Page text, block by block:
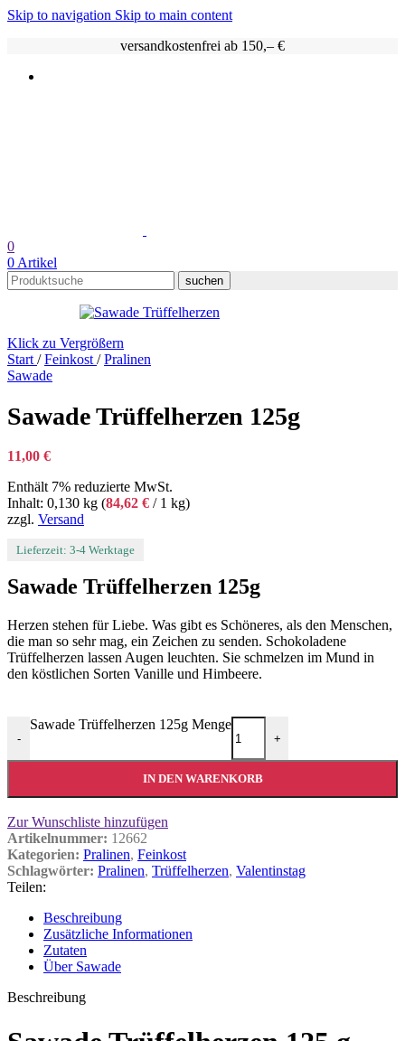
Skip to navigation Skip to main content
versandkostenfrei ab 150,– €
0
0 Artikel
suchen
Klick zu Vergrößern
Start / Feinkost / Pralinen
Sawade
Sawade Trüffelherzen 125g
11,00 €
Enthält 7% reduzierte MwSt.
Inhalt: 0,130 kg (84,62 € / 1 kg)
zzgl. Versand
Lieferzeit: 3-4 Werktage
Sawade Trüffelherzen 125g
Herzen stehen für Liebe. Was gibt es Schöneres, als den Menschen,
die man so sehr mag, ein Zeichen zu senden. Schokoladene
Trüffelherzen lassen Augen leuchten. Sie schmelzen im Mund in
den köstlichen Sorten Vanille und Himbeere.
-
Sawade Trüffelherzen 125g Menge
+
IN DEN WARENKORB
Zur Wunschliste hinzufügen
Artikelnummer: 12662
Kategorien: Pralinen, Feinkost
Schlagwörter: Pralinen, Trüffelherzen, Valentinstag
Teilen:
Beschreibung
Zusätzliche Informationen
Zutaten
Über Sawade
Beschreibung